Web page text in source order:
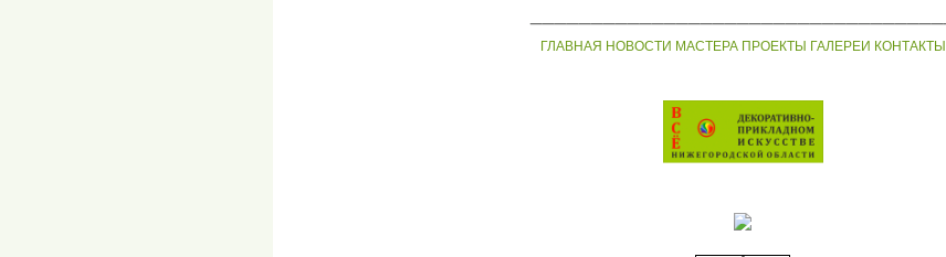
ГЛАВНАЯ НОВОСТИ МАСТЕРА ПРОЕКТЫ ГАЛЕРЕИ КОНТАКТЫ